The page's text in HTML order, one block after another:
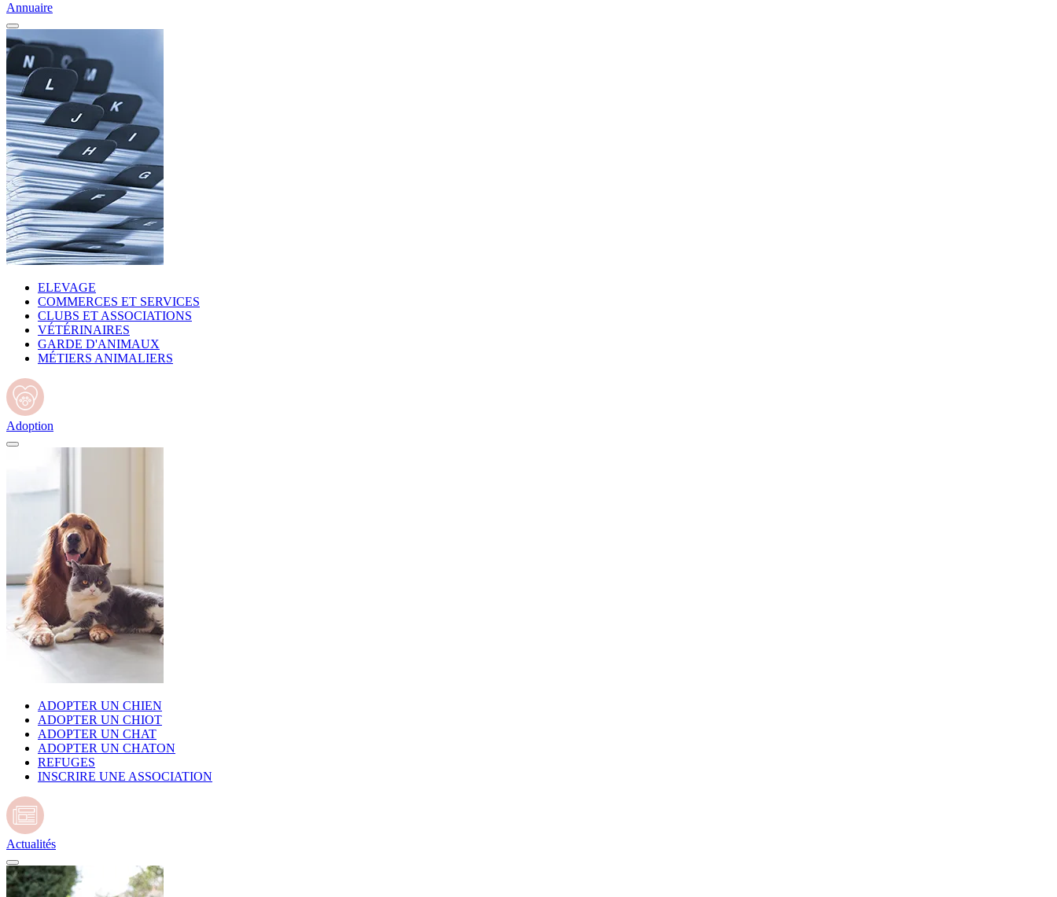
Annuaire
ELEVAGE
COMMERCES ET SERVICES
CLUBS ET ASSOCIATIONS
VÉTÉRINAIRES
GARDE D'ANIMAUX
MÉTIERS ANIMALIERS
Adoption
ADOPTER UN CHIEN
ADOPTER UN CHIOT
ADOPTER UN CHAT
ADOPTER UN CHATON
REFUGES
INSCRIRE UNE ASSOCIATION
Actualités